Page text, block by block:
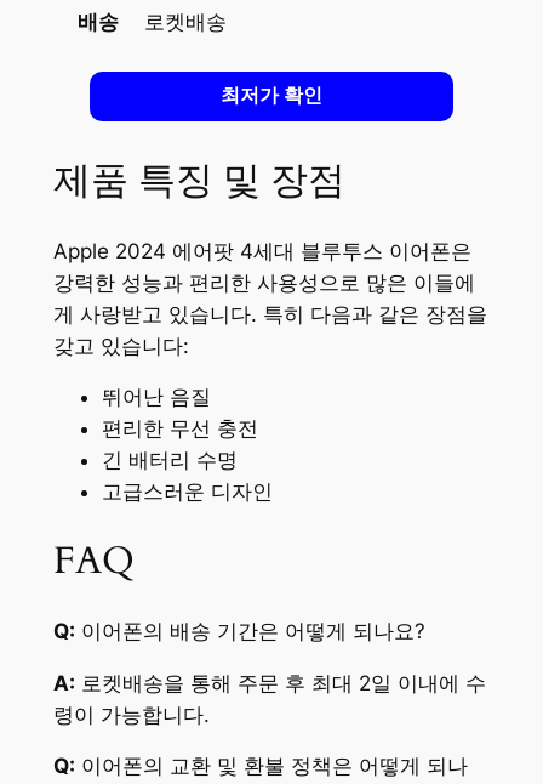
배송
로켓배송
최저가 확인
제품 특징 및 장점
Apple 2024 에어팟 4세대 블루투스 이어폰은
강력한 성능과 편리한 사용성으로 많은 이들에
게 사랑받고 있습니다. 특히 다음과 같은 장점을
갖고 있습니다:
뛰어난 음질
편리한 무선 충전
긴 배터리 수명
고급스러운 디자인
FAQ
Q: 이어폰의 배송 기간은 어떻게 되나요?
A: 로켓배송을 통해 주문 후 최대 2일 이내에 수
령이 가능합니다.
Q: 이어폰의 교환 및 환불 정책은 어떻게 되나